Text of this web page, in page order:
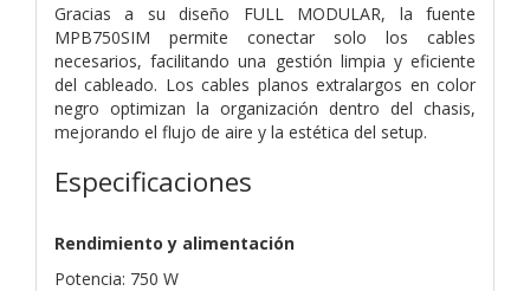
Gracias a su diseño FULL MODULAR, la fuente
MPB750SIM permite conectar solo los cables
necesarios, facilitando una gestión limpia y eficiente
del cableado. Los cables planos extralargos en color
negro optimizan la organización dentro del chasis,
mejorando el flujo de aire y la estética del setup.
Especificaciones
Rendimiento y alimentación
Potencia: 750 W